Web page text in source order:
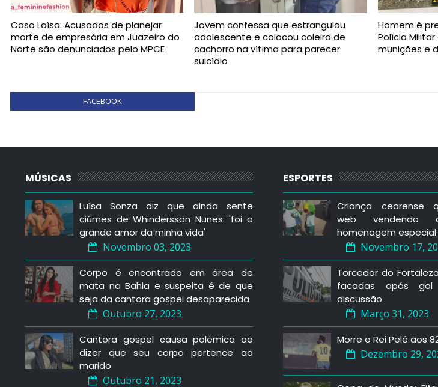
Caso Laísa: Acusados de planejar
morte de empresária em Juazeiro do
Norte são denunciados pelo MPCE
Jovem confessa que estrangulou
adolescente e colocou coleira de
cachorro na vítima para parecer
suicídio
Homem é
Polícia
munições e
FACEBOOK
MÚSICAS
Luísa Sonza diz que ainda sente
ciúmes de Whindersson Nunes: 'foi o
grande amor da minha vida'
Novembro 03, 2023
Corpo é encontrado em área de
mata na Bahia e suspeita é de que
seja da cantora gospel desaparecida
Outubro 27, 2023
Cantora gospel causa polêmica ao
dizer que seu corpo pertence ao
marido
Outubro 21, 2023
ESPORTES
Criança cearense
web vendendo
homenagem especial
Novembro 17,
Torcedor do
facadas após
discussão
Março 31, 2023
Morre o Rei Pelé aos
Dezembro 29,